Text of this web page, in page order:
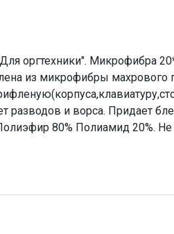
оргтехники". Микрофибра
из микрофибры махрового
разводов и ворса. Придает
80% Полиамид 20%. Не